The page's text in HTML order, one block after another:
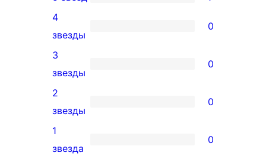
7
5-
звездный
отзыв
0
4-
звездный
отзыв
4
звезды
0
0
3-
звездный
отзыв
3
звезды
0
0
2-
звездный
2
звезды
0
0
1
звезда
0